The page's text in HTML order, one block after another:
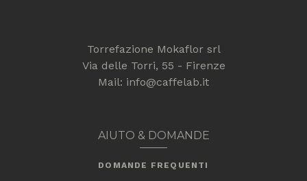
Torrefazione Mokaflor srl
Via delle Torri, 55 - Firenze
Mail: info@caffelab.it
AIUTO & DOMANDE
DOMANDE FREQUENTI